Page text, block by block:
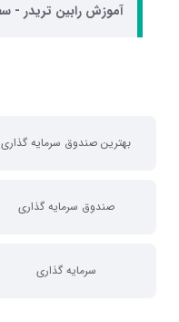
آموزش رابین تریدر -
بهترین صندوق سرمایه گذاری
صندوق سرمایه گذاری
سرمایه گذاری